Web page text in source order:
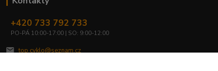
+420 733 792 733
PO-PÁ 10:00-17:00 | SO: 9:00-12:00
top.cyklo@seznam.cz